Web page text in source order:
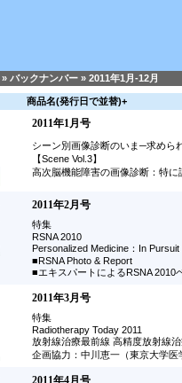
» バックナンバー » 2011年1月-12月
商品名(発行日で並替)+
2011年1月号
シーン別画像診断のいま─求めら
【Scene Vol.3】
高次脳機能障害の画像診断：特
2011年2月号
特集
RSNA 2010
Personalized Medicine：In
■RSNA Photo & Report
■エキスパートによるRSNA 2010
2011年3月号
特集
Radiotherapy Today 2011
放射線治療最前線 高精度放射線
企画協力：中川恵一（東京大学
2011年4月号